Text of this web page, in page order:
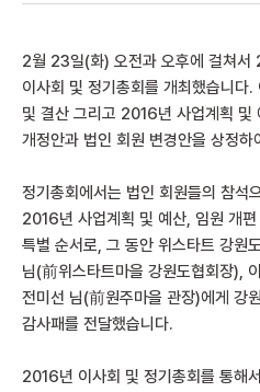
2월 23일(화) 오전과 오후에 걸쳐
이사회 및 정기총회를 개최했습니다
및 결산 그리고 2016년 사업계획 및
개정안과 법인 회원 변경안을 상정하
정기총회에서는 법인 회원들의 참석
2016년 사업계획 및 예산, 임원 개
특별 순서로, 그 동안 위스타트 강원
님(前위스타트마을 강원도협회장),
전미선 님(前원주마을 관장)에게 강
감사패를 전달했습니다.
2016년 이사회 및 정기총회를 통해